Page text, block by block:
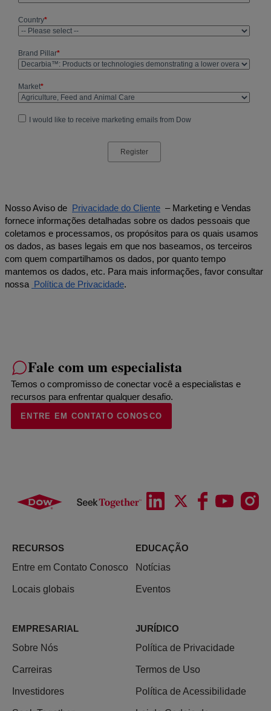
Nosso Aviso de Privacidade do Cliente – Marketing e Vendas
fornece informações detalhadas sobre os dados pessoais que
coletamos e processamos, os propósitos para os quais usamos
os dados, as bases legais em que nos baseamos, os terceiros
com quem compartilhamos os dados, por quanto tempo
mantemos os dados, etc. Para mais informações, favor consultar
nossa Política de Privacidade.
Fale com um especialista
Temos o compromisso de conectar você a especialistas e
recursos para enfrentar qualquer desafio.
ENTRE EM CONTATO CONOSCO
RECURSOS
Entre em Contato Conosco
Locais globais
EDUCAÇÃO
Notícias
Eventos
EMPRESARIAL
Sobre Nós
Carreiras
Investidores
JURÍDICO
Política de Privacidade
Termos de Uso
Política de Acessibilidade